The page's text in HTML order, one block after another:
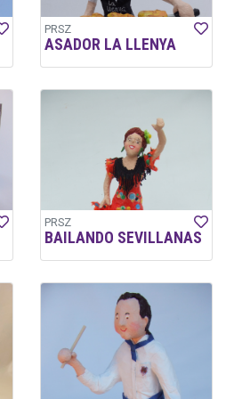
PRSZ
ASADOR LA LLENYA
PRSZ
BAILANDO SEVILLANAS